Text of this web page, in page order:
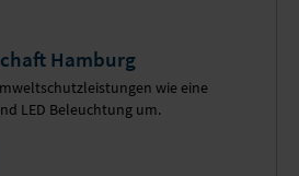
Hamburg
wie eine
LED Beleuchtung um.